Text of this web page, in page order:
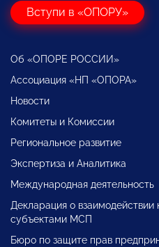
Вступи в «ОПОРУ»
Об «ОПОРЕ РОССИИ»
Ассоциация «НП «ОПОРА»
Новости
Комитеты и Комиссии
Региональное развитие
Экспертиза и Аналитика
Международная деятельность
Декларация о взаимодействии
субъектами МСП
Бюро по защите прав